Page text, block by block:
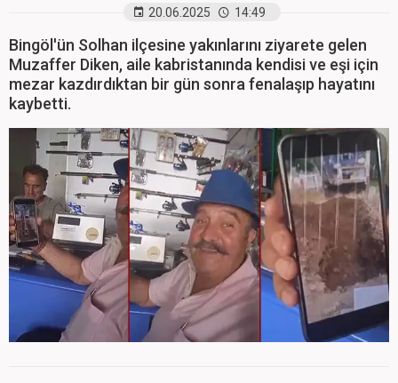
20.06.2025 14:49
Bingöl'ün Solhan ilçesine yakınlarını ziyarete gelen
Muzaffer Diken, aile kabristanında kendisi ve eşi için
mezar kazdırdıktan bir gün sonra fenalaşıp hayatını
kaybetti.